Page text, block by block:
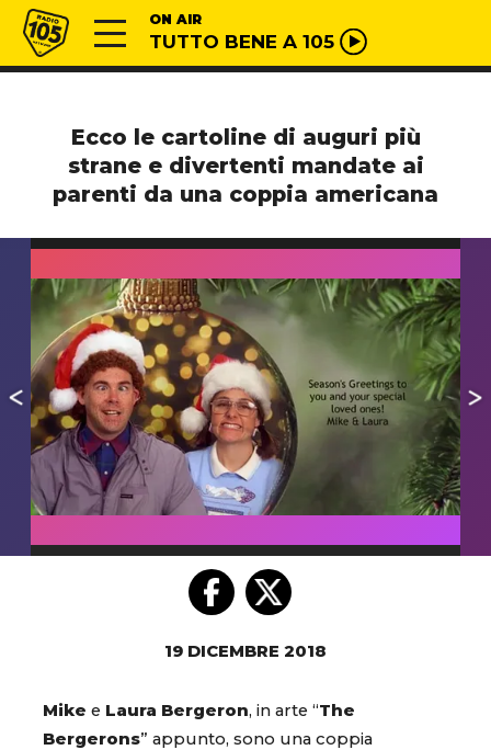
Vai al contenuto
Radio 105 ON AIR
TUTTO BENE A 105
Ecco le cartoline di auguri più
strane e divertenti mandate ai
parenti da una coppia americana
19 DICEMBRE 2018
Mike e Laura Bergeron, in arte “The
Bergerons” appunto, sono una coppia